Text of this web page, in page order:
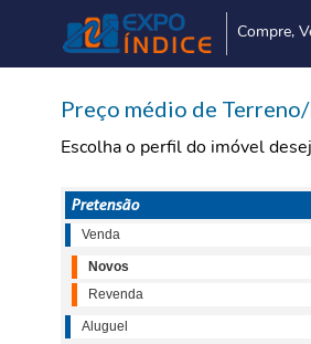
Compre,
Preço médio de
Escolha o perfil do imóvel
Pretensão
Venda
Novos
Revenda
Aluguel